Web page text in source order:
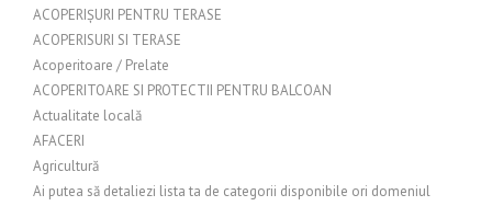
ACOPERIȘURI PENTRU TERASE
ACOPERISURI SI TERASE
Acoperitoare / Prelate
ACOPERITOARE SI PROTECTII PENTRU BALCOAN
Actualitate locală
AFACERI
Agricultură
Ai putea să detaliezi lista ta de categorii disponibile ori domeniul